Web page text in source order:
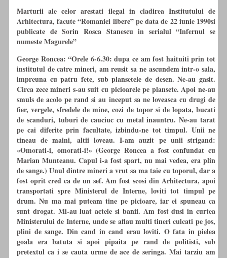
Marturii ale celor arestati ilegal in cladirea Institutului de
Arhitectura, facute “Romaniei libere” pe data de 22 iunie 1990si
publicate de Sorin Rosca Stanescu in serialul “Infernul se
numeste Magurele”
George Roncea: “Orele 6-6.30: dupa ce am fost haituiti prin tot
institutul de catre mineri, am reusit sa ne ascundem intr-o sala,
impreuna cupatru fete, sub plansetele de desen. Ne-au gasit.
Circa zece mineri s-au suit cu picioarele pe plansete. Apoi ne-au
smuls de acolo pe rand si au inceput sa ne loveasca cudrugi de
fier, vergele, sfredele de mine, cozi de topor si de lopata, bucati
de scanduri, tuburi de cauciuc cumetal inauntru. Ne-au tarat
pe cai diferite prin facultate, izbindu-ne tot timpul. Unii ne
tineau de maini, altii loveau. I-am auzit pe unii strigand:
«Omorati-i, omorati-i!» (George Roncea a fost confundat cu
Marian Munteanu. Capul i-a fost spart, nu mai vedea, era plin
de sange.) Unul dintre mineri a vrut sa ma taiecutoporul, dar a
fost oprit cred ca de un sef. Am fost scosi din Arhitectura, apoi
transportati spre Ministerul de Interne, loviti tot timpul pe
drum. Nu ma mai puteam tine pe picioare, iar ei spuneau ca
sunt drogat. Mi-au luat actele si banii. Am fost dusi in curtea
Ministerului de Interne, unde se aflau multi tineri culcati pe jos,
plini de sange. Din cand in cand erau loviti. O fata in pielea
goala era batuta si apoi pipaita pe rand de politisti, sub
pretextul ca i se cauta urme de ace de seringa. Mai tarziu am